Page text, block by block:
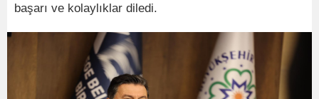
başarı ve kolaylıklar diledi.